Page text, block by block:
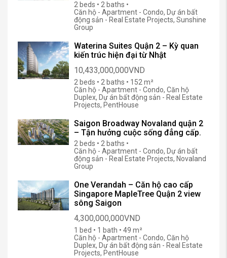
2 beds • 2 baths •
Căn hộ - Apartment - Condo, Dự án bất
động sản - Real Estate Projects, Sunshine
Group
Waterina Suites Quận 2 – Kỳ quan
kiến trúc hiện đại từ Nhật
10,433,000,000VND
2 beds • 2 baths • 152 m²
Căn hộ - Apartment - Condo, Căn hộ
Duplex, Dự án bất động sản - Real Estate
Projects, PentHouse
Saigon Broadway Novaland quận 2
– Tận hưởng cuộc sống đẳng cấp.
2 beds • 2 baths •
Căn hộ - Apartment - Condo, Dự án bất
động sản - Real Estate Projects, Novaland
Group
One Verandah – Căn hộ cao cấp
Singapore MapleTree Quận 2 view
sông Saigon
4,300,000,000VND
1 bed • 1 bath • 49 m²
Căn hộ - Apartment - Condo, Căn hộ
Duplex, Dự án bất động sản - Real Estate
Projects, PentHouse